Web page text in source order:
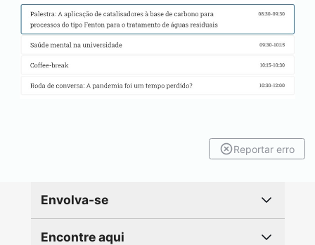
Reportar erro
Envolva-se
Encontre aqui